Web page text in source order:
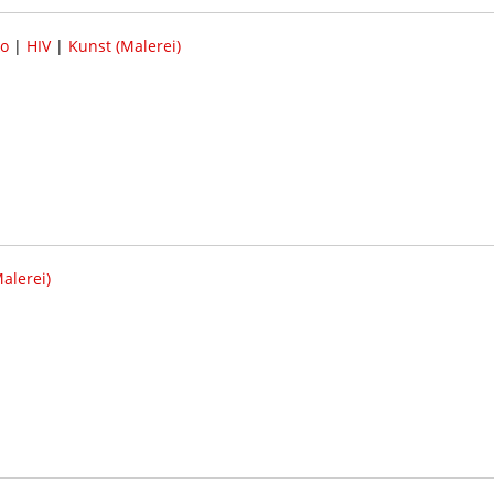
| HIV| Kunst (Malerei)